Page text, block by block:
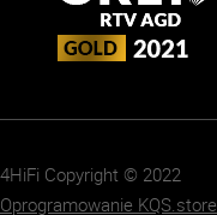
4HiFi Copyright © 2022
Oprogramowanie KQS.store